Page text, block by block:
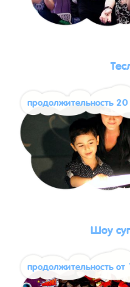
продолжительность
Шоу
продолжительность от